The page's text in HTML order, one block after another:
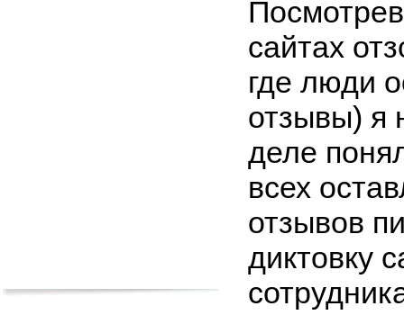
сайтах
где люди
отзывы) я
деле
всех
отзывов
диктовку